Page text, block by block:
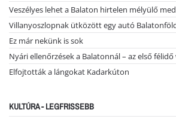
Veszélyes lehet a Balaton hirtelen mélyülő
Villanyoszlopnak ütközött egy autó
Ez már nekünk is sok
Nyári ellenőrzések a Balatonnál – az első félidő
Elfojtották a lángokat Kadarkúton
KULTÚRA - LEGFRISSEBB